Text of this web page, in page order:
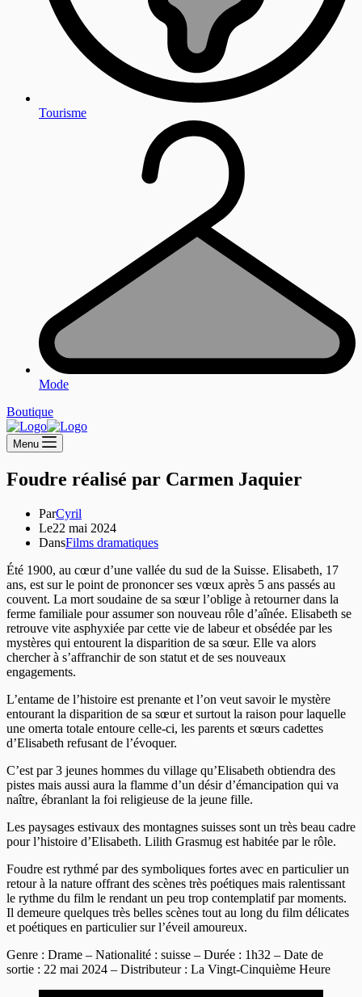
Tourisme
Mode
Boutique
Menu
Foudre réalisé par Carmen Jaquier
ParCyril
Le22 mai 2024
DansFilms dramatiques
Été 1900, au cœur d’une vallée du sud de la Suisse. Elisabeth, 17
ans, est sur le point de prononcer ses vœux après 5 ans passés au
couvent. La mort soudaine de sa sœur l’oblige à retourner dans la
ferme familiale pour assumer son nouveau rôle d’aînée. Elisabeth se
retrouve vite asphyxiée par cette vie de labeur et obsédée par les
mystères qui entourent la disparition de sa sœur. Elle va alors
chercher à s’affranchir de son statut et de ses nouveaux
engagements.
L’entame de l’histoire est prenante et l’on veut savoir le mystère
entourant la disparition de sa sœur et surtout la raison pour laquelle
une omerta totale entoure celle-ci, les parents et sœurs cadettes
d’Elisabeth refusant de l’évoquer.
C’est par 3 jeunes hommes du village qu’Elisabeth obtiendra des
pistes mais aussi aura la flamme d’un désir d’émancipation qui va
naître, ébranlant la foi religieuse de la jeune fille.
Les paysages estivaux des montagnes suisses sont un très beau cadre
pour l’histoire d’Elisabeth. Lilith Grasmug est habitée par le rôle.
Foudre est rythmé par des symboliques fortes avec en particulier un
retour à la nature offrant des scènes très poétiques mais ralentissant
le rythme du film le rendant un peu trop contemplatif par moments.
Il demeure quelques très belles scènes tout au long du film délicates
et poétiques en particulier sur l’éveil amoureux.
Genre : Drame – Nationalité : suisse – Durée : 1h32 – Date de
sortie : 22 mai 2024 – Distributeur : La Vingt-Cinquième Heure